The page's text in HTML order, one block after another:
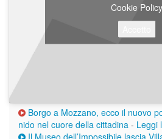
Cookie Policy
Borgo a Mozzano, ecco il nuovo
nido nel cuore della cittadina - Leggi